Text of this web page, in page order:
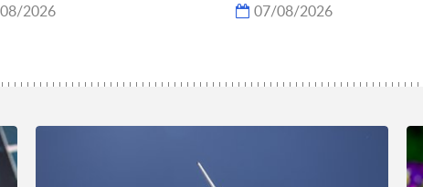
2026 07/08/2026